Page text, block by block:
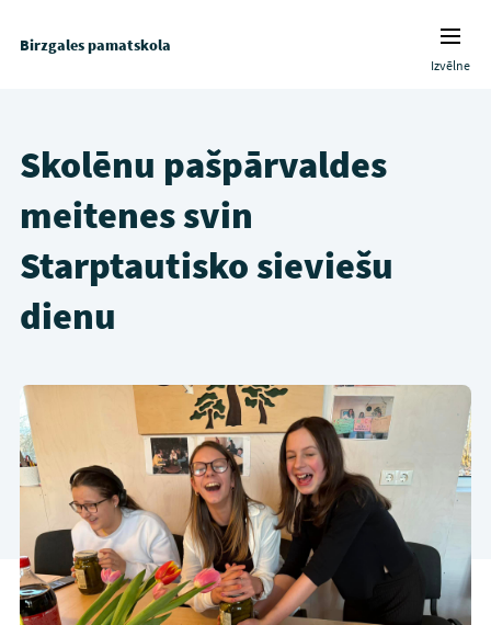
Birzgales pamatskola
Izvēlne
Skolēnu pašpārvaldes
meitenes svin
Starptautisko sieviešu
dienu